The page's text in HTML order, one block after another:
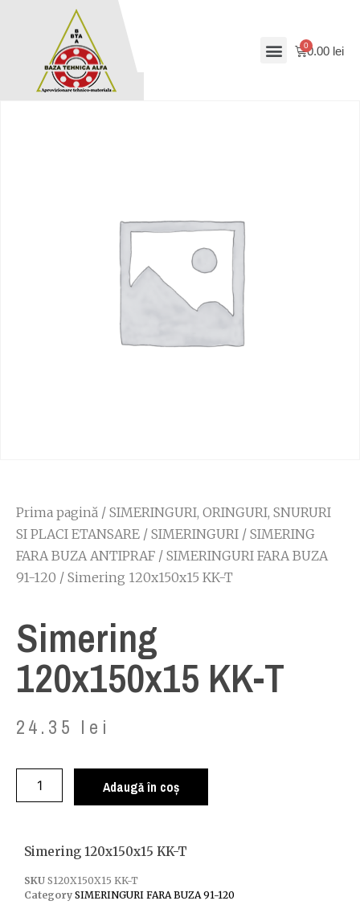
0.00 lei
Prima pagină / SIMERINGURI, ORINGURI, SNURURI
SI PLACI ETANSARE / SIMERINGURI / SIMERING
FARA BUZA ANTIPRAF / SIMERINGURI FARA BUZA
91-120 / Simering 120x150x15 KK-T
Simering
120x150x15 KK-T
24.35 lei
Adaugă în coș
Simering 120x150x15 KK-T
SKU S120X150X15 KK-T
Category SIMERINGURI FARA BUZA 91-120